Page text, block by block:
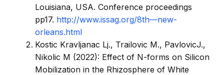
Louisiana, USA. Conference proceedings
pp17. http://www.issag.org/8th—new-
orleans.html
Kostic Kravljanac Lj., Trailovic M., PavlovicJ.,
Nikolic M (2022): Effect of N-forms on Silicon
Mobilization in the Rhizosphere of White